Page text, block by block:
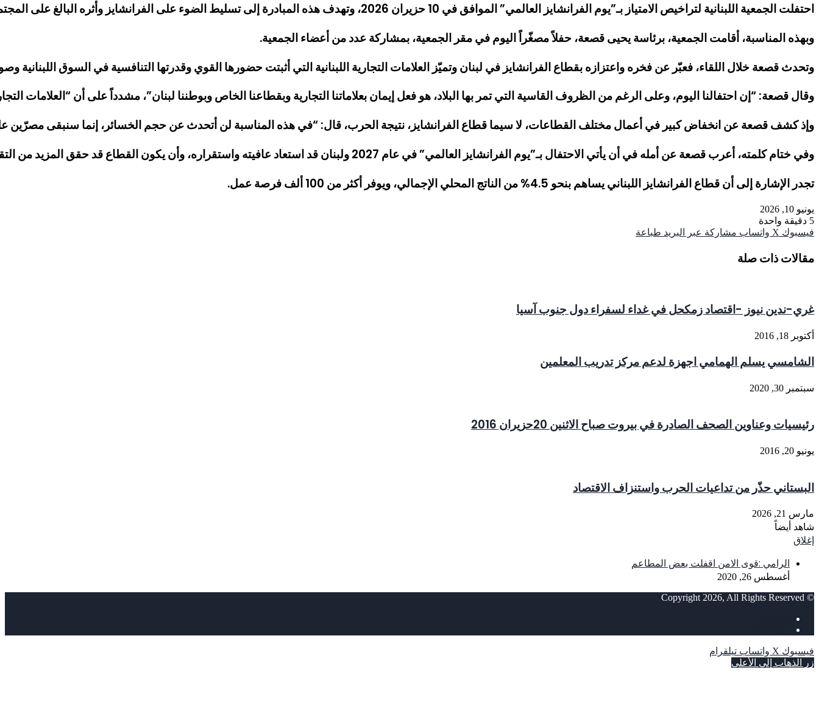
احتفلت الجمعية اللبنانية لتراخيص الامتياز بـ”يوم الفرانشايز العالمي” الموافق في 10 حزيران 2026، وتهدف هذه المبادرة إلى تسليط الضوء على الفرانشايز وأثره البالغ على المجتمعات والاقتصادات الوطنية.
وبهذه المناسبة، أقامت الجمعية، برئاسة يحيى قصعة، حفلاً مصغّراً اليوم في مقر الجمعية، بمشاركة عدد من أعضاء الجمعية.
وتحدث قصعة خلال اللقاء، فعبّر عن فخره واعتزازه بقطاع الفرانشايز في لبنان وتميّز العلامات التجارية اللبنانية التي أثبتت حضورها القوي وقدرتها التنافسية في السوق اللبنانية
وقال قصعة: “إن احتفالنا اليوم، وعلى الرغم من الظروف القاسية التي تمر بها البلاد، هو فعل إيمان بعلاماتنا التجارية وبقطاعنا الخاص وبوطننا لبنان”، مشدداً على أن “العلامات
وإذ كشف قصعة عن انخفاض كبير في أعمال مختلف القطاعات، لا سيما قطاع الفرانشايز، نتيجة الحرب، قال: “في هذه المناسبة لن أتحدث عن حجم الخسائر، إنما سنبقى مصرّين على
وفي ختام كلمته، أعرب قصعة عن أمله في أن يأتي الاحتفال بـ”يوم الفرانشايز العالمي” في عام 2027 ولبنان قد استعاد عافيته واستقراره، وأن يكون القطاع قد حقق المزيد من التقدم والنجاح.
تجدر الإشارة إلى أن قطاع الفرانشايز اللبناني يساهم بنحو 4.5% من الناتج المحلي الإجمالي، ويوفر أكثر من 100 ألف فرصة عمل.
يونيو 10, 2026
5 دقيقة واحدة
فيسبوك ‫X واتساب مشاركة عبر البريد طباعة
مقالات ذات صلة
غري-ندين نيوز -اقتصاد زمكحل في غداء لسفراء دول جنوب آسيا
أكتوبر 18, 2016
الشامسي يسلم الهمامي اجهزة لدعم مركز تدريب المعلمين
سبتمبر 30, 2020
رئيسيات وعناوين الصحف الصادرة في بيروت صباح الاثنين 20حزيران 2016
يونيو 20, 2016
البستاني حذّر من تداعيات الحرب واستنزاف الاقتصاد
مارس 21, 2026
شاهد أيضاً
إغلاق
الرامي :قوى الامن اقفلت بعض المطاعم
أغسطس 26, 2020
© Copyright 2026, All Rights Reserved
فيسبوك ‫X واتساب تيلقرام
زر الذهاب إلى الأعلى